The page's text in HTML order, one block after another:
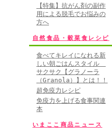
【特集】抗がん剤の副作
用による脱毛でお悩みの
方へ
自然食品・穀菜食レシピ
食べてキレイになれる新
しい朝ごはんスタイル
サクサク【グラノーラ
（Granola）】とは！！
超免疫力レシピ
免疫力を上げる食事関連
本
いまここ商品ニュース